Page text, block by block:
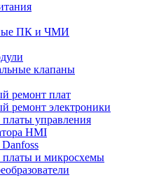
ПК и ЧМИ
клапаны
ремонт плат
ремонт электроники
управления
HMI
и микросхемы